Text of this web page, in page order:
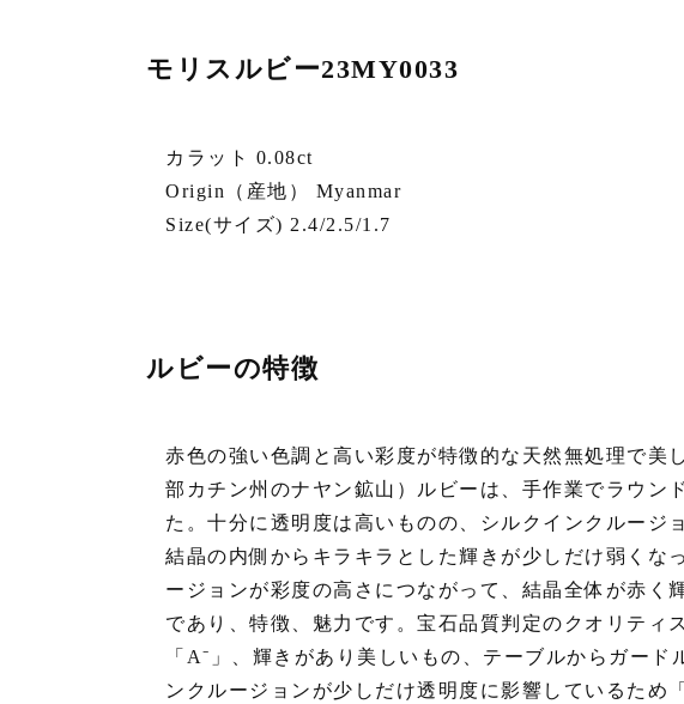
モリスルビー23MY0033
カラット 0.08ct
Origin（産地） Myanmar
Size(サイズ) 2.4/2.5/1.7
ルビーの特徴
赤色の強い色調と高い彩度が特徴的な天然無処理で美
部カチン州のナヤン鉱山）ルビーは、手作業でラウン
た。十分に透明度は高いものの、シルクインクルージ
結晶の内側からキラキラとした輝きが少しだけ弱くな
ージョンが彩度の高さにつながって、結晶全体が赤く
であり、特徴、魅力です。宝石品質判定のクオリティ
「A⁻」、輝きがあり美しいもの、テーブルからガード
ンクルージョンが少しだけ透明度に影響しているため